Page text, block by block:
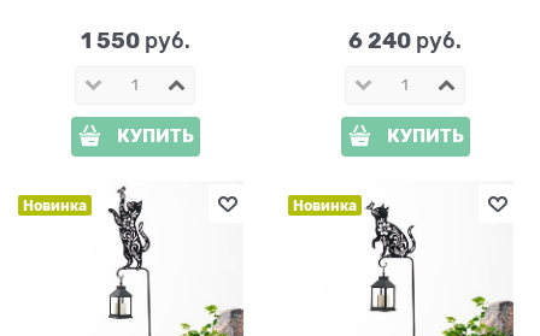
1 550 руб.
КУПИТЬ
6 240 руб.
КУПИТЬ
Новинка Новинка